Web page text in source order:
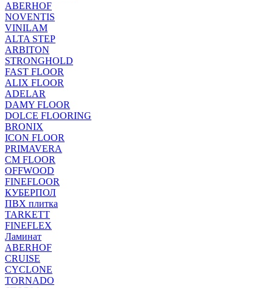
ABERHOF
NOVENTIS
VINILAM
ALTA STEP
ARBITON
STRONGHOLD
FAST FLOOR
ALIX FLOOR
ADELAR
DAMY FLOOR
DOLCE FLOORING
BRONIX
ICON FLOOR
PRIMAVERA
CM FLOOR
OFFWOOD
FINEFLOOR
КУБЕРПОЛ
ПВХ плитка
TARKETT
FINEFLEX
Ламинат
ABERHOF
CRUISE
CYCLONE
TORNADO